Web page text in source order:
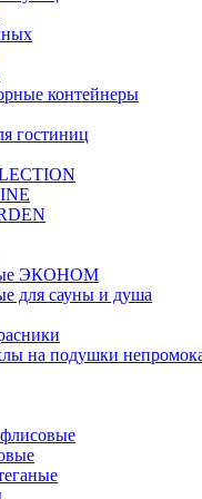
контейнеры
гостиниц
ЭКОНОМ
для сауны и душа
на подушки